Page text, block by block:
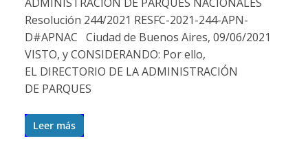
Resolución 244/2021 RESFC-2021-244-APN-
D#APNAC Ciudad de Buenos Aires, 09/06/2021
VISTO, y CONSIDERANDO: Por ello,
EL DIRECTORIO DE LA ADMINISTRACIÓN
DE PARQUES
Leer más